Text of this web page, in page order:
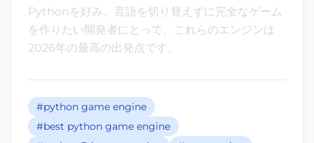
Pythonを好み、言語を切り替えずに完全なゲーム
を作りたい開発者にとって、これらのエンジンは
2026年の最高の出発点です。
#python game engine
#best python game engine